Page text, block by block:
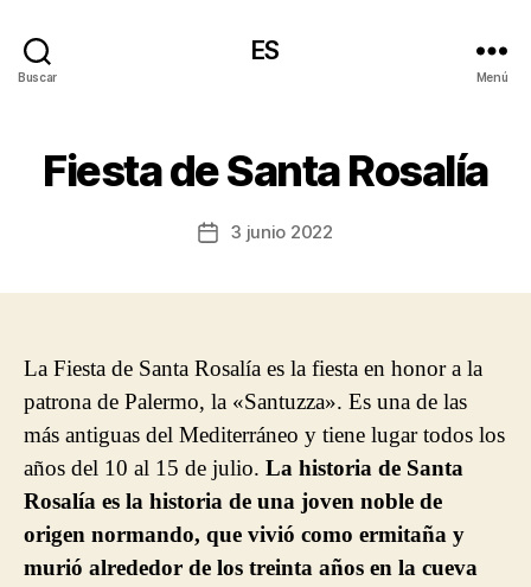
Buscar
ES
Menú
Fiesta de Santa Rosalía
Fecha3 junio 2022
La Fiesta de Santa Rosalía es la fiesta en honor a la
patrona de Palermo, la «Santuzza». Es una de las
más antiguas del Mediterráneo y tiene lugar todos los
años del 10 al 15 de julio. La historia de Santa
Rosalía es la historia de una joven noble de
origen normando, que vivió como ermitaña y
murió alrededor de los treinta años en la cueva